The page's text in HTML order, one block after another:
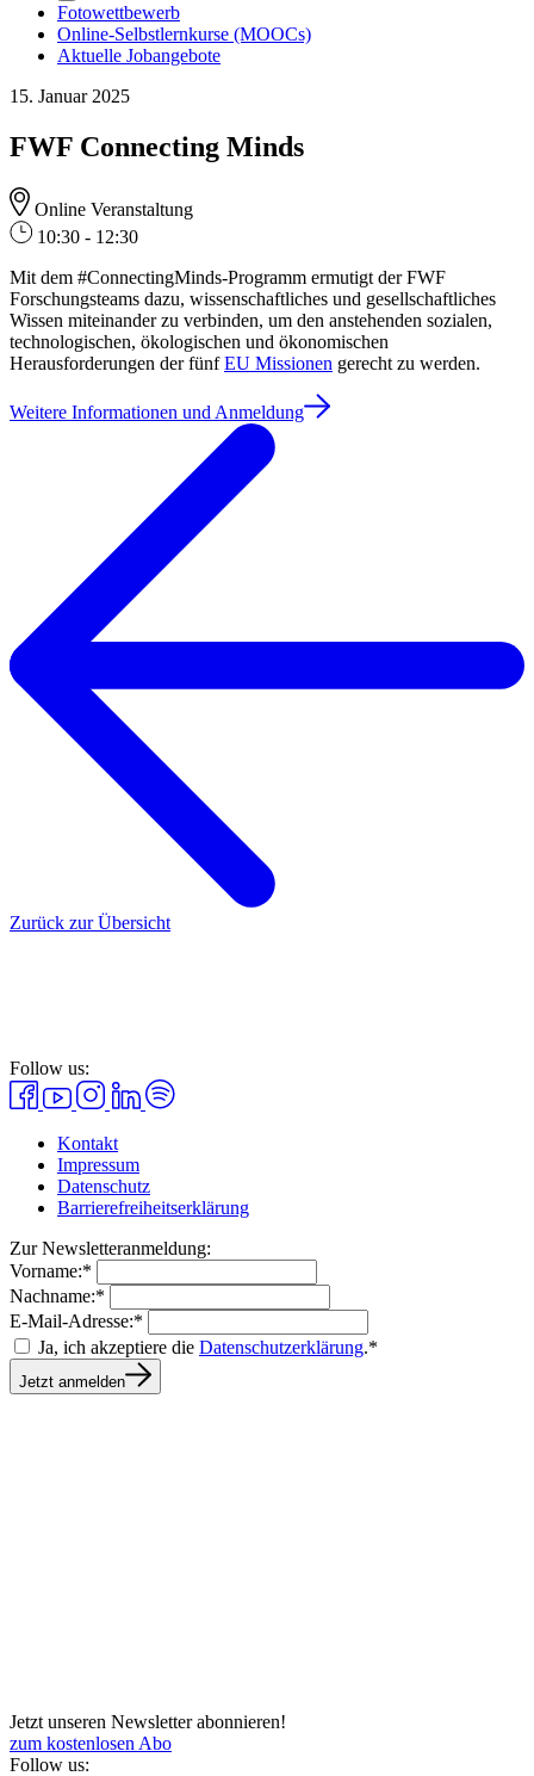
Fotowettbewerb
Online-Selbstlernkurse (MOOCs)
Aktuelle Jobangebote
15. Januar 2025
FWF Connecting Minds
Online Veranstaltung
10:30 - 12:30
Mit dem #ConnectingMinds-Programm ermutigt der FWF
Forschungsteams dazu, wissenschaftliches und gesellschaftliches
Wissen miteinander zu verbinden, um den anstehenden sozialen,
technologischen, ökologischen und ökonomischen
Herausforderungen der fünfEU Missionen gerecht zu werden.
Weitere Informationen und Anmeldung
Zurück zur Übersicht
Follow us:
Kontakt
Impressum
Datenschutz
Barrierefreiheitserklärung
Zur Newsletteranmeldung:
Vorname:*
Nachname:*
E-Mail-Adresse:*
Ja, ich akzeptiere die Datenschutzerklärung.*
Jetzt anmelden
Jetzt unseren Newsletter abonnieren!
zum kostenlosen Abo
Follow us: